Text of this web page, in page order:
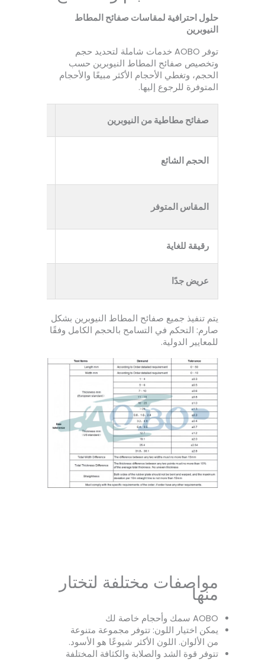
حلول احترافية لمقاسات صفائح المطاط
النيوبرين
توفر AOBO خدمات شاملة لتحديد حجم
وتخصيص صفائح المطاط النيوبرين حسب
الحجم، وتغطي الأحجام الأكثر مبيعًا والأحجام
المتوفرة للرجوع إليها.
صفائح مطاطية من النيوبرين
الحجم الشائع
المقاس المتوفر
رقيقة للغاية
عريض جدًا
يتم تنفيذ جميع صفائح المطاط النيوبرين بشكل
صارم: التحكم في التسامح بالحجم الكامل وفقًا
للمعايير الدولية.
مواصفات مختلفة لتختار
منها
AOBO سمك وأحجام خاصة لك
يمكن اختيار اللون: تتوفر مجموعة متنوعة
من الألوان. اللون الأكثر شيوعًا هو الأسود.
تتوفر قوة الشد والصلابة والكثافة المختلفة